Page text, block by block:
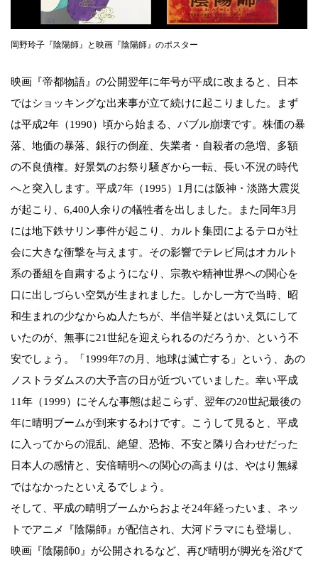
岡野玲子『陰陽師』と映画『陰陽師』のポスター
映画『帝都物語』の公開翌年に年号が平成に改まると、日本
ではショッキングな出来事が立て続けに起こりました。まず
は平成2年（1990）頃から始まる、バブル崩壊です。株価の暴
落、地価の暴落、銀行の倒産、失業者・自殺者の急増、多額
の不良債権。好景気のお祭り騒ぎから一転、長い不況の時代
へと突入します。平成7年（1995）1月には阪神・淡路大震災
が起こり、6,400人余りの犠牲者を出しました。また同年3月
には地下鉄サリン事件が起こり、カルト集団によるテロが社
会に大きな衝撃を与えます。その影響でテレビ局はオカルト
系の番組を自粛するようになり、宗教や精神世界への関心を
口に出しづらい空気が生まれました。しかし一方で当時、昭
和生まれの少なからぬ人たちが、半信半疑とはいえ気にして
いたのが、無事に21世紀を迎えられるのだろうか、という不
安でしょう。「1999年7の月、地球は滅亡する」という、あの
ノストラダムスの大予言の日が近づいていました。幸い平成
11年（1999）にそんな事態は起こらず、翌年の20世紀最後の
年に晴明ブームが到来するわけです。こうして見ると、平成
に入ってからの混乱、絶望、恐怖、不安と隣り合わせだった
日本人の感情と、安倍晴明への関心の高まりは、やはり無縁
ではなかったといえるでしょう。
そして、平成の晴明ブームからおよそ24年経ったいま、ネッ
トでアニメ『陰陽師』が配信され、大河ドラマにも登場し、
映画『陰陽師0』が公開されるなど、再び晴明が脚光を浴びて